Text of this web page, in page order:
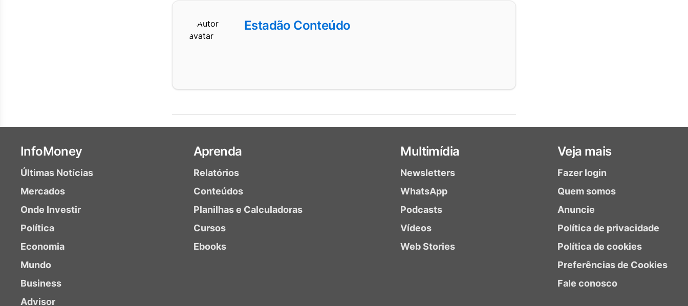
Estadão Conteúdo
InfoMoney
Últimas Notícias
Mercados
Onde Investir
Política
Economia
Mundo
Business
Advisor
Aprenda
Relatórios
Conteúdos
Planilhas e Calculadoras
Cursos
Ebooks
Multimídia
Newsletters
WhatsApp
Podcasts
Vídeos
Web Stories
Veja mais
Fazer login
Quem somos
Anuncie
Política de privacidade
Política de cookies
Preferências de Cookies
Fale conosco